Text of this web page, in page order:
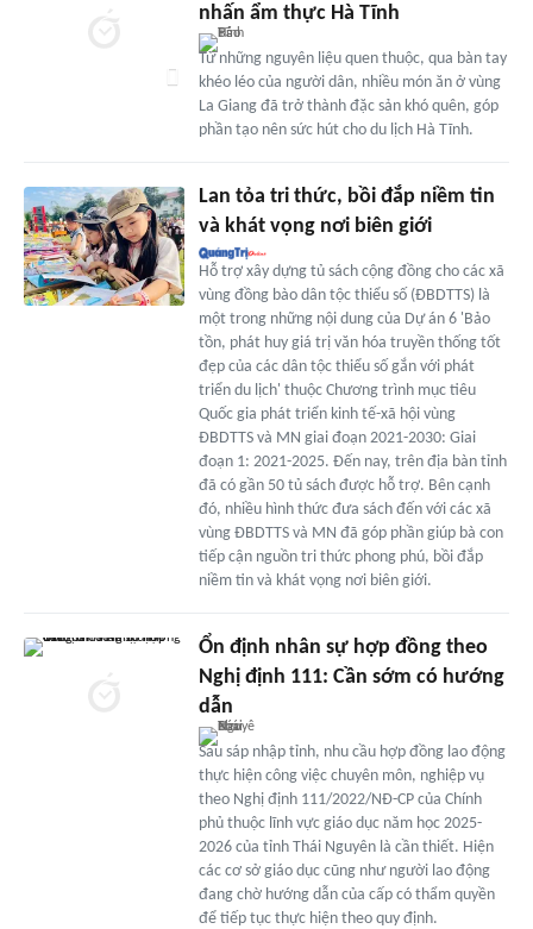
nhấn ẩm thực Hà Tĩnh
Từ những nguyên liệu quen thuộc, qua bàn tay
khéo léo của người dân, nhiều món ăn ở vùng
La Giang đã trở thành đặc sản khó quên, góp
phần tạo nên sức hút cho du lịch Hà Tĩnh.
Lan tỏa tri thức, bồi đắp niềm tin
và khát vọng nơi biên giới
Hỗ trợ xây dựng tủ sách cộng đồng cho các xã
vùng đồng bào dân tộc thiểu số (ĐBDTTS) là
một trong những nội dung của Dự án 6 'Bảo
tồn, phát huy giá trị văn hóa truyền thống tốt
đẹp của các dân tộc thiểu số gắn với phát
triển du lịch' thuộc Chương trình mục tiêu
Quốc gia phát triển kinh tế-xã hội vùng
ĐBDTTS và MN giai đoạn 2021-2030: Giai
đoạn 1: 2021-2025. Đến nay, trên địa bàn tỉnh
đã có gần 50 tủ sách được hỗ trợ. Bên cạnh
đó, nhiều hình thức đưa sách đến với các xã
vùng ĐBDTTS và MN đã góp phần giúp bà con
tiếp cận nguồn tri thức phong phú, bồi đắp
niềm tin và khát vọng nơi biên giới.
Ổn định nhân sự hợp đồng theo
Nghị định 111: Cần sớm có hướng
dẫn
Sau sáp nhập tỉnh, nhu cầu hợp đồng lao động
thực hiện công việc chuyên môn, nghiệp vụ
theo Nghị định 111/2022/NĐ-CP của Chính
phủ thuộc lĩnh vực giáo dục năm học 2025-
2026 của tỉnh Thái Nguyên là cần thiết. Hiện
các cơ sở giáo dục cũng như người lao động
đang chờ hướng dẫn của cấp có thẩm quyền
để tiếp tục thực hiện theo quy định.